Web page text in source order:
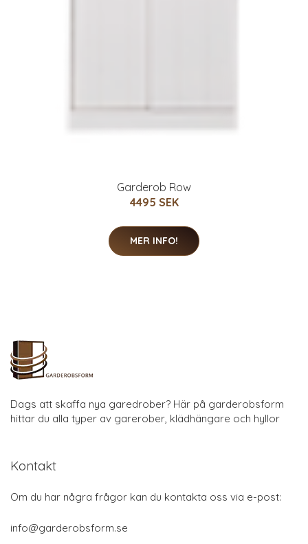
Garderob Row
4495 SEK
MER INFO!
Dags att skaffa nya garedrober? Här på garderobsform
hittar du alla typer av garerober, klädhängare och hyllor
Kontakt
Om du har några frågor kan du kontakta oss via e-post:
info@garderobsform.se